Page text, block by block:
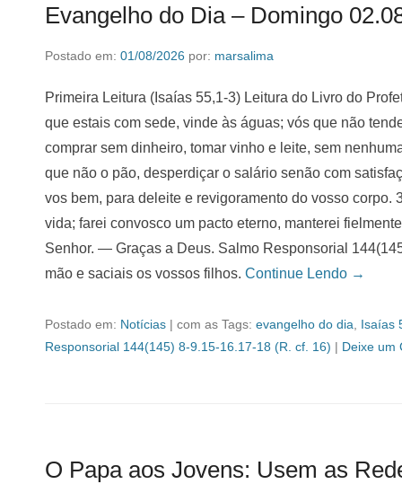
Evangelho do Dia – Domingo
Postado em: 01/08/2026 por: marsalima
Primeira Leitura (Isaías 55,1-3) Leitura do Livro do
que estais com sede, vinde às águas; vós que não
comprar sem dinheiro, tomar vinho e leite, sem
que não o pão, desperdiçar o salário senão com
vos bem, para deleite e revigoramento do vosso
vida; farei convosco um pacto eterno, manterei
Senhor. — Graças a Deus. Salmo Responsorial
mão e saciais os vossos filhos. Continue Lendo →
Postado em: Notícias | com as Tags: evangelho do dia
Isaías
Responsorial 144(145) 8-9.15-16.17-18 (R. cf. 16) | Deixe um
O Papa aos Jovens: Usem as